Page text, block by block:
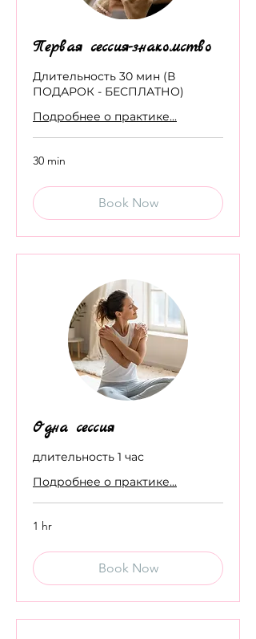
Первая сессия-знакомство
Длительность 30 мин (В
ПОДАРОК - БЕСПЛАТНО)
Подробнее о практике...
30 min
Book Now
Одна сессия
длительность 1 час
Подробнее о практике...
1 hr
Book Now